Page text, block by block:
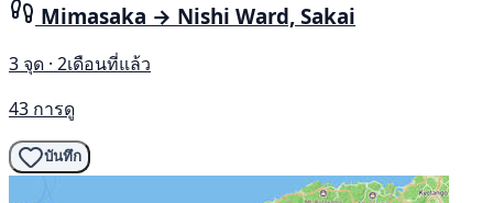
Mimasaka → Nishi Ward, Sakai
3 จุด · 2เดือนที่แล้ว
43 การดู
บันทึก